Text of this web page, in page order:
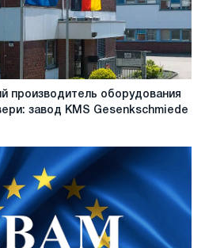
производитель оборудования
завод KMS Gesenkschmiede